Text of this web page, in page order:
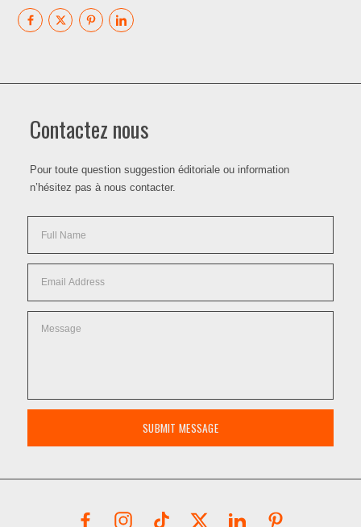
Contactez nous
Pour toute question suggestion éditoriale ou information
n’hésitez pas à nous contacter.
SUBMIT MESSAGE